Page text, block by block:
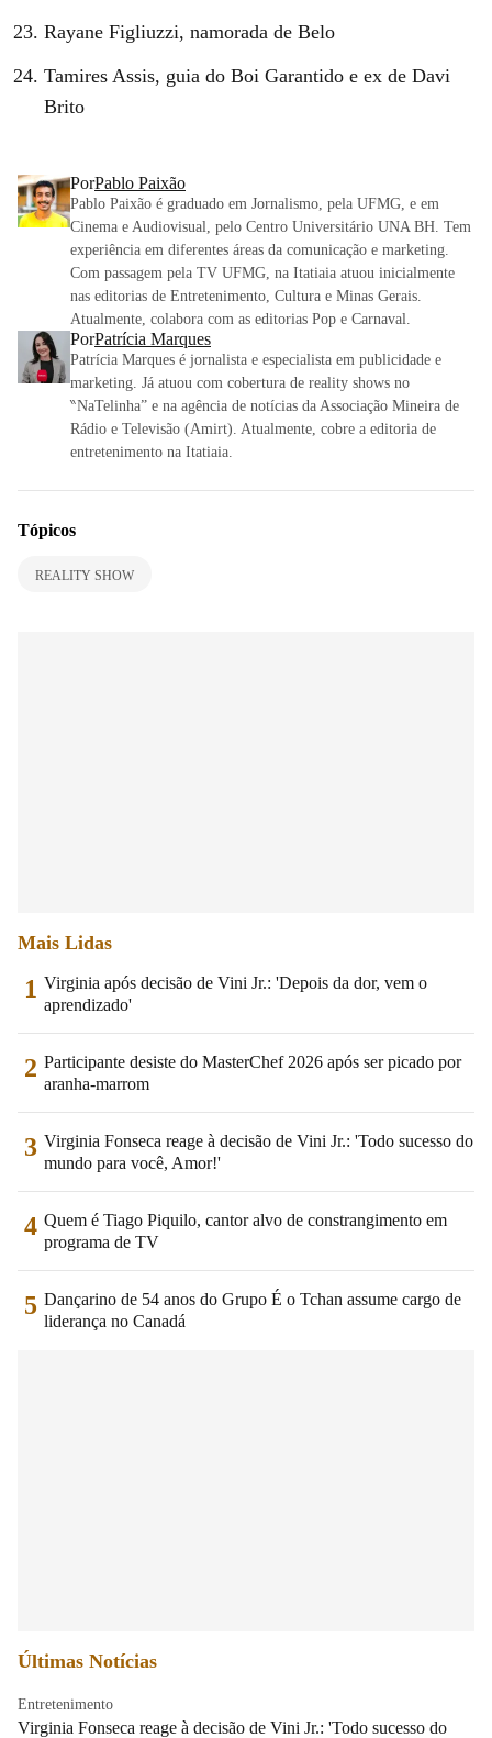
Rayane Figliuzzi, namorada de Belo
Tamires Assis, guia do Boi Garantido e ex de Davi
Brito
PorPablo Paixão
Pablo Paixão é graduado em Jornalismo, pela UFMG, e em
Cinema e Audiovisual, pelo Centro Universitário UNA BH. Tem
experiência em diferentes áreas da comunicação e marketing.
Com passagem pela TV UFMG, na Itatiaia atuou inicialmente
nas editorias de Entretenimento, Cultura e Minas Gerais.
Atualmente, colabora com as editorias Pop e Carnaval.
PorPatrícia Marques
Patrícia Marques é jornalista e especialista em publicidade e
marketing. Já atuou com cobertura de reality shows no
‶NaTelinha” e na agência de notícias da Associação Mineira de
Rádio e Televisão (Amirt). Atualmente, cobre a editoria de
entretenimento na Itatiaia.
Tópicos
REALITY SHOW
Mais Lidas
1 Virginia após decisão de Vini Jr.: 'Depois da dor, vem o
aprendizado'
2 Participante desiste do MasterChef 2026 após ser picado por
aranha-marrom
3 Virginia Fonseca reage à decisão de Vini Jr.: 'Todo sucesso do
mundo para você, Amor!'
4 Quem é Tiago Piquilo, cantor alvo de constrangimento em
programa de TV
5 Dançarino de 54 anos do Grupo É o Tchan assume cargo de
liderança no Canadá
Últimas Notícias
Entretenimento
Virginia Fonseca reage à decisão de Vini Jr.: 'Todo sucesso do